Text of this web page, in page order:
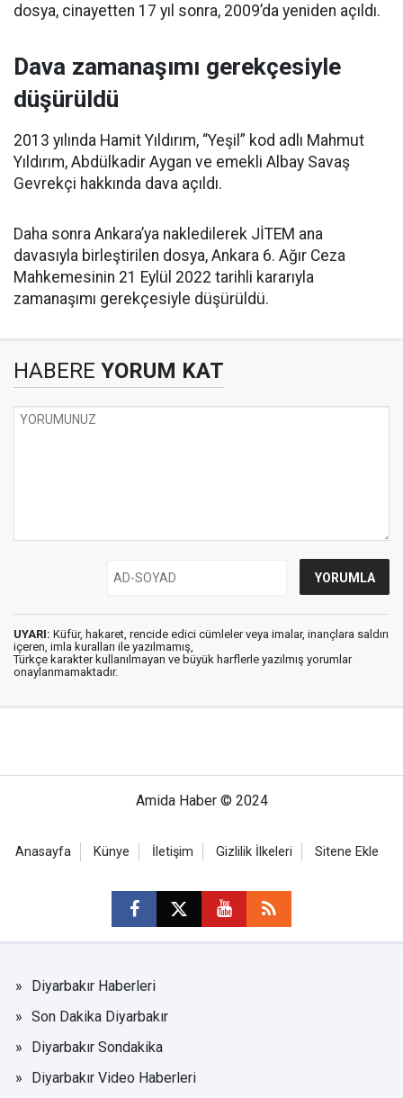
dosya, cinayetten 17 yıl sonra, 2009’da yeniden açıldı.
Dava zamanaşımı gerekçesiyle
düşürüldü
2013 yılında Hamit Yıldırım, “Yeşil” kod adlı Mahmut
Yıldırım, Abdülkadir Aygan ve emekli Albay Savaş
Gevrekçi hakkında dava açıldı.
Daha sonra Ankara’ya nakledilerek JİTEM ana
davasıyla birleştirilen dosya, Ankara 6. Ağır Ceza
Mahkemesinin 21 Eylül 2022 tarihli kararıyla
zamanaşımı gerekçesiyle düşürüldü.
HABERE YORUM KAT
UYARI: Küfür, hakaret, rencide edici cümleler veya imalar, inançlara saldırı
içeren, imla kuralları ile yazılmamış,
Türkçe karakter kullanılmayan ve büyük harflerle yazılmış yorumlar
onaylanmamaktadır.
Amida Haber © 2024
Anasayfa Künye İletişim Gizlilik İlkeleri Sitene Ekle
Diyarbakır Haberleri
Son Dakika Diyarbakır
Diyarbakır Sondakika
Diyarbakır Video Haberleri